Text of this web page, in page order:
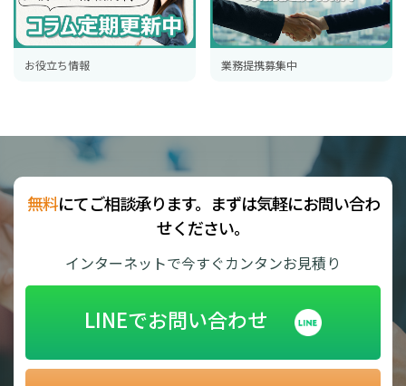
お役立ち情報 業務提携募集中
無料にてご相談承ります。まずは気軽にお問い合わ
せください。
インターネットで今すぐカンタンお見積り
LINEでお問い合わせ